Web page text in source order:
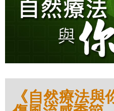
《自然療法